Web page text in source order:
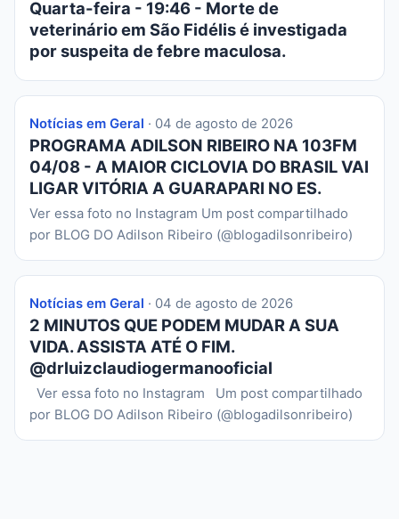
Quarta-feira - 19:46 - Morte de
veterinário em São Fidélis é investigada
por suspeita de febre maculosa.
Notícias em Geral · 04 de agosto de 2026
PROGRAMA ADILSON RIBEIRO NA 103FM
04/08 - A MAIOR CICLOVIA DO BRASIL VAI
LIGAR VITÓRIA A GUARAPARI NO ES.
Ver essa foto no Instagram Um post compartilhado
por BLOG DO Adilson Ribeiro (@blogadilsonribeiro)
Notícias em Geral · 04 de agosto de 2026
2 MINUTOS QUE PODEM MUDAR A SUA
VIDA. ASSISTA ATÉ O FIM.
@drluizclaudiogermanooficial
Ver essa foto no Instagram Um post compartilhado
por BLOG DO Adilson Ribeiro (@blogadilsonribeiro)